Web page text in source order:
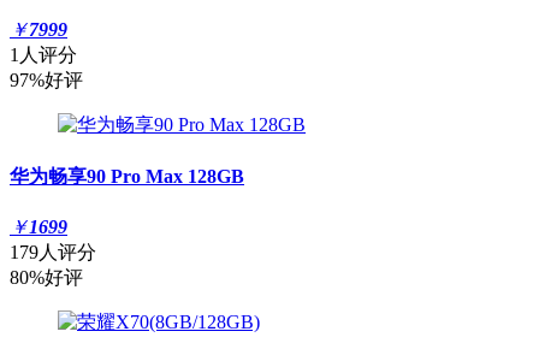
￥7999
1人评分
97%好评
华为畅享90 Pro Max 128GB
￥1699
179人评分
80%好评